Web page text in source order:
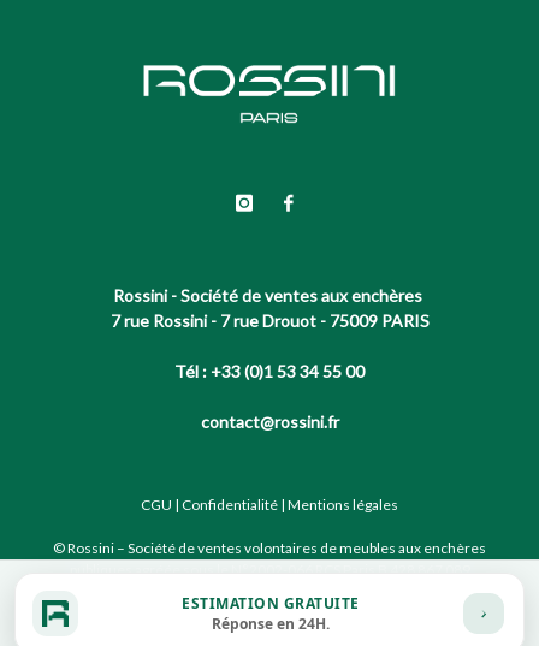
Rossini - Société de ventes aux enchères
7 rue Rossini - 7 rue Drouot - 75009 PARIS
Tél : +33 (0)1 53 34 55 00
contact@rossini.fr
CGU | Confidentialité | Mentions légales
© Rossini – Société de ventes volontaires de meubles aux enchères
Site conçu par notre partenaire
ESTIMATION GRATUITE
Réponse en 24H.